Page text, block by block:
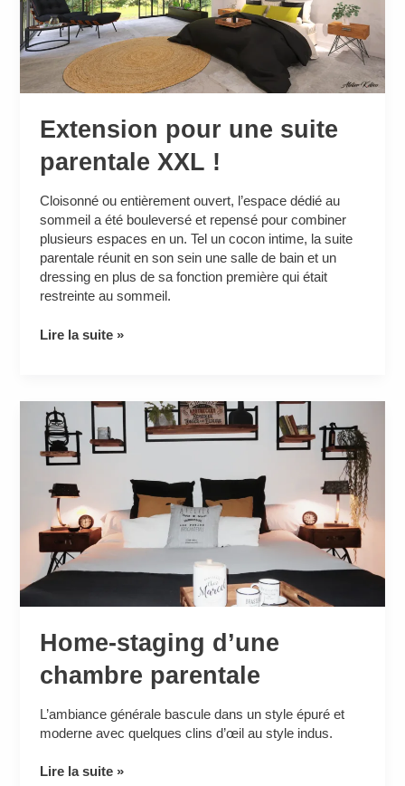
Extension pour une suite
parentale XXL !
Cloisonné ou entièrement ouvert, l’espace dédié au
sommeil a été bouleversé et repensé pour combiner
plusieurs espaces en un. Tel un cocon intime, la suite
parentale réunit en son sein une salle de bain et un
dressing en plus de sa fonction première qui était
restreinte au sommeil.
Lire la suite »
Home-staging d’une
chambre parentale
L’ambiance générale bascule dans un style épuré et
moderne avec quelques clins d’œil au style indus.
Home-
staging
d’une
chambre
parentale
Lire la suite »